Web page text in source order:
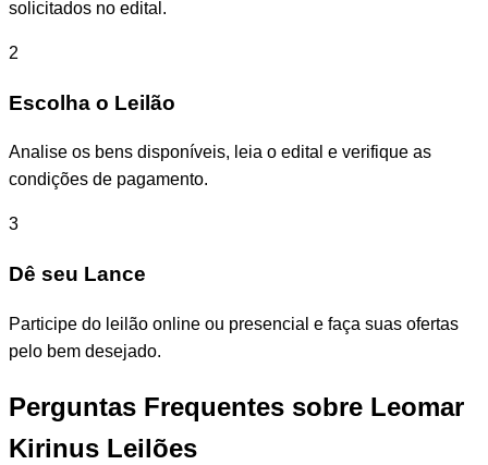
solicitados no edital.
2
Escolha o Leilão
Analise os bens disponíveis, leia o edital e verifique as
condições de pagamento.
3
Dê seu Lance
Participe do leilão online ou presencial e faça suas ofertas
pelo bem desejado.
Perguntas Frequentes sobre Leomar
Kirinus Leilões